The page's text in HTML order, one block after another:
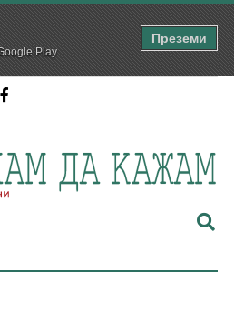
Play
Преземи